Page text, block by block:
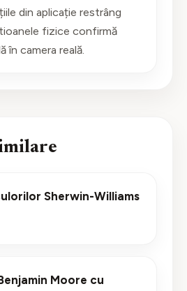
din aplicație restrâng
fizice confirmă
în camera reală.
Sherwin-Williams
Moore cu